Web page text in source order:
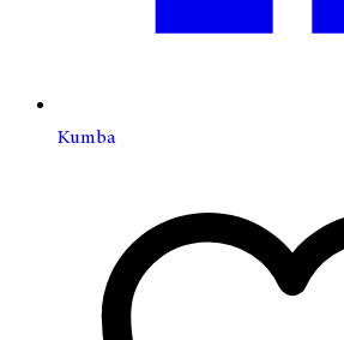
Kumba